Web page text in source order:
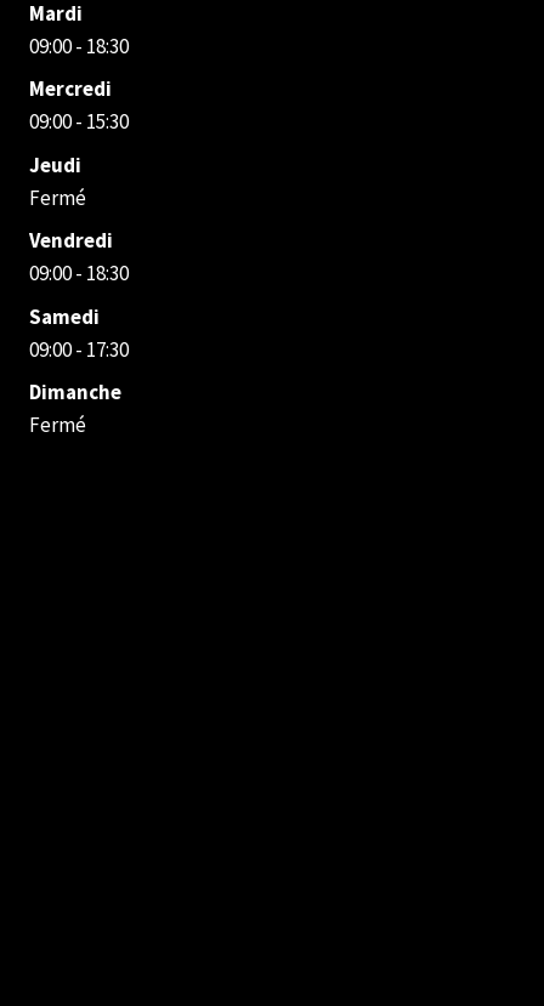
Mardi
09:00 - 18:30
Mercredi
09:00 - 15:30
Jeudi
Fermé
Vendredi
09:00 - 18:30
Samedi
09:00 - 17:30
Dimanche
Fermé